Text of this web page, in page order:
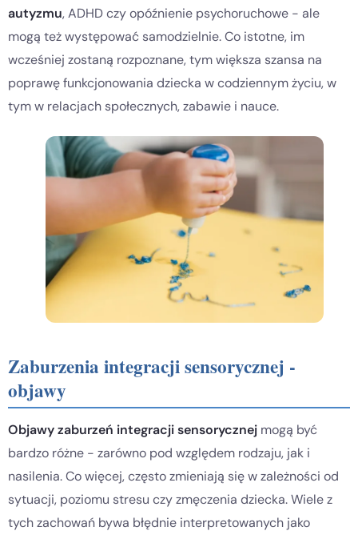
autyzmu, ADHD czy opóźnienie psychoruchowe - ale
mogą też występować samodzielnie. Co istotne, im
wcześniej zostaną rozpoznane, tym większa szansa na
poprawę funkcjonowania dziecka w codziennym życiu, w
tym w relacjach społecznych, zabawie i nauce.
Zaburzenia integracji sensorycznej -
objawy
Objawy zaburzeń integracji sensorycznej mogą być
bardzo różne - zarówno pod względem rodzaju, jak i
nasilenia. Co więcej, często zmieniają się w zależności od
sytuacji, poziomu stresu czy zmęczenia dziecka. Wiele z
tych zachowań bywa błędnie interpretowanych jako